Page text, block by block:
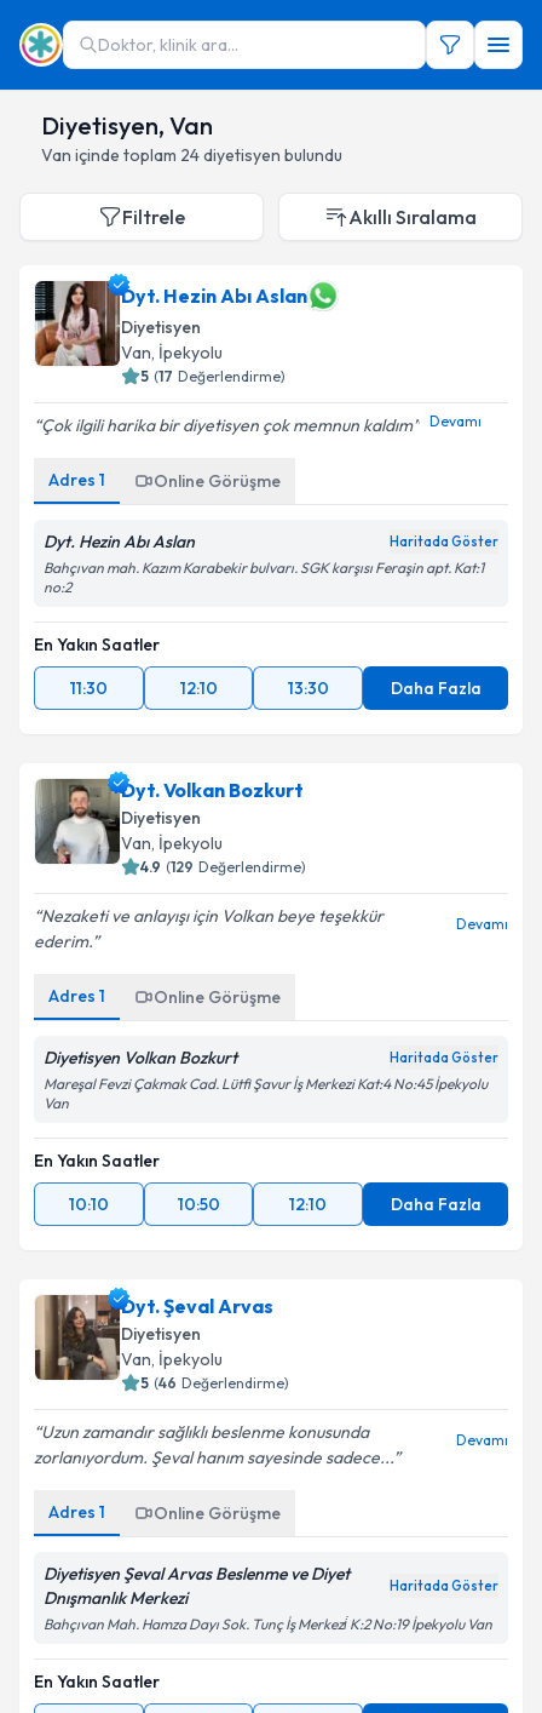
Doktor, klinik ara...
Diyetisyen, Van
Van içinde toplam 24diyetisyen bulundu
Filtrele Akıllı Sıralama
Dyt. Hezin Abı Aslan
Diyetisyen
Van, İpekyolu
5 (17 Değerlendirme)
Çok ilgili harika bir diyetisyen çok memnun kaldım Devamı
Adres 1 Online Görüşme
Dyt. Hezin Abı Aslan Haritada Göster
Bahçıvan mah. Kazım Karabekir bulvarı. SGK karşısı Feraşin apt. Kat:1
no:2
En Yakın Saatler
11:30
12:10 13:30 Daha Fazla
Dyt. Volkan Bozkurt
Diyetisyen
Van, İpekyolu
4.9 (129 Değerlendirme)
Nezaketi ve anlayışı için Volkan beye teşekkür
ederim.
Devamı
Adres 1 Online Görüşme
Diyetisyen Volkan Bozkurt Haritada Göster
Mareşal Fevzi Çakmak Cad. Lütfi Şavur İş Merkezi Kat:4 No:45 İpekyolu
Van
En Yakın Saatler
10:10
10:50 12:10 Daha Fazla
Dyt. Şeval Arvas
Diyetisyen
Van, İpekyolu
5 (46 Değerlendirme)
Uzun zamandır sağlıklı beslenme konusunda
zorlanıyordum. Şeval hanım sayesinde sadece...
Devamı
Adres 1 Online Görüşme
Diyetisyen Şeval Arvas Beslenme ve Diyet
Dnışmanlık Merkezi
Haritada Göster
Bahçıvan Mah. Hamza Dayı Sok. Tunç İş Merkezi̇ K:2 No:19 İpekyolu Van
En Yakın Saatler